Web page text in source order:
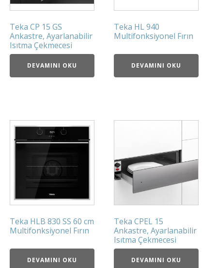
Teka CP 15 GS
Ankastre, Ayarlanabilir
Isıtma Çekmecesi
DEVAMINI OKU
Teka HL 940
Multifonksiyonel Fırın
DEVAMINI OKU
Teka HLB 830 SS 60 cm
Multifonksiyonel Fırın
DEVAMINI OKU
Teka CPEL 15
Ankastre, Ayarlanabilir
Isıtma Çekmecesi
DEVAMINI OKU